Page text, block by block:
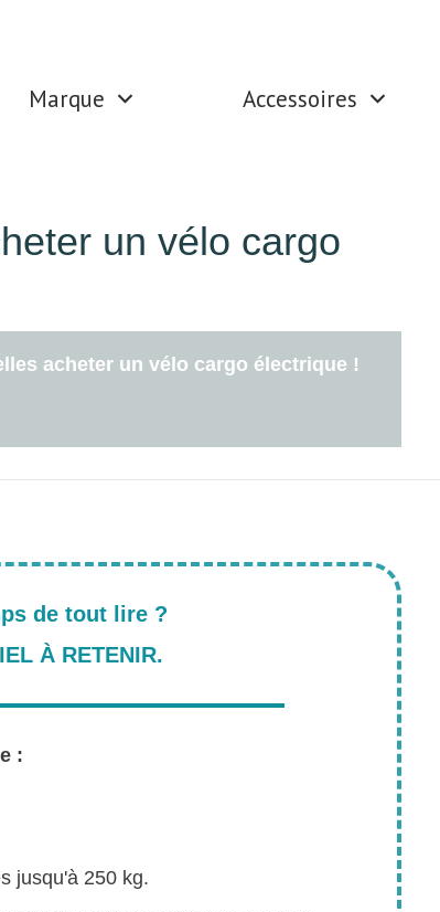
Marque Accessoires
un vélo cargo
acheter un vélo cargo électrique !
de tout lire ?
À RETENIR.
:
jusqu'à 250 kg.